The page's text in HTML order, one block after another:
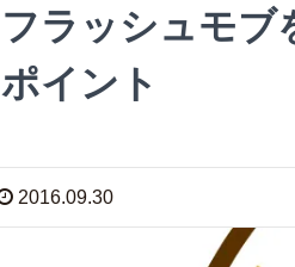
フラッシュモブ
ポイント
2016.09.30